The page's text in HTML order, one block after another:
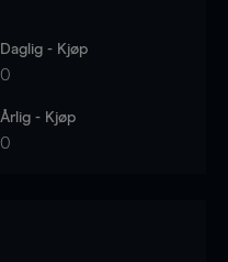
Daglig - Kjøp
0
Årlig - Kjøp
0